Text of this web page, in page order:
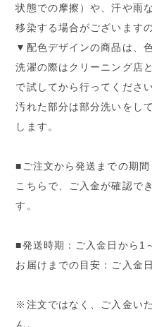
状態での摩擦）や、汗や雨
移染する場合がございます
▼配色デザインの商品は、
洗濯の際はクリーニング店
で試してから行ってください
汚れた部分は部分洗いをし
します。
■ご注文から発送までの期間
こちらで、ご入金が確認で
す。
■発送時期：ご入金日から1
お届けまでの目安：ご入金
※注文ではなく、ご入金い
ん。